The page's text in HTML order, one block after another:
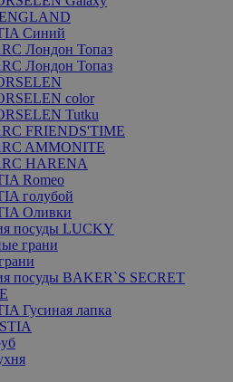
Синий
Лондон Топаз
Лондон Топаз
color
Tutku
FRIENDS'TIME
AMMONITE
HARENA
Romeo
голубой
Оливки
посуды LUCKY
грани
посуды BAKER`S SECRET
Гусиная лапка